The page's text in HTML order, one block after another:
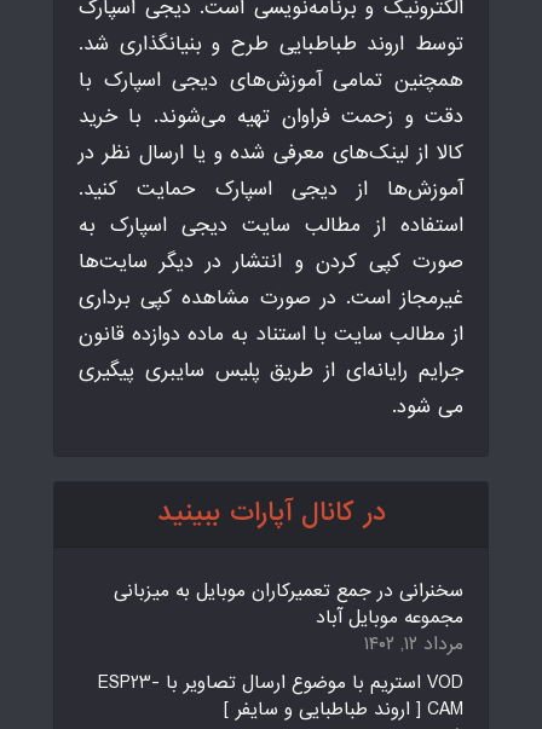
الکترونیک و برنامه‌نویسی است. دیجی اسپارک
توسط اروند طباطبایی طرح و بنیانگذاری شد.
همچنین تمامی آموزش‌های دیجی اسپارک با
دقت و زحمت فراوان تهیه می‌شوند. با خرید
کالا از لینک‌های معرفی شده و یا ارسال نظر در
آموزش‌ها از دیجی اسپارک حمایت کنید.
استفاده از مطالب سایت دیجی اسپارک به
صورت کپی کردن و انتشار در دیگر سایت‌ها
غیرمجاز است. در صورت مشاهده کپی برداری
از مطالب سایت با استناد به ماده دوازده قانون
جرایم رایانه‌ای از طریق پلیس سایبری پیگیری
می شود.
در کانال آپارات ببینید
سخنرانی در جمع تعمیرکاران موبایل به میزبانی
مجموعه موبایل آباد
مرداد ۱۲, ۱۴۰۲
VOD استریم با موضوع ارسال تصاویر با ESP23-
CAM [ اروند طباطبایی و سایفر ]